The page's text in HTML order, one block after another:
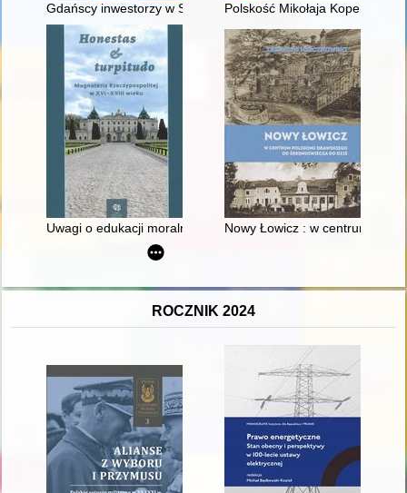
Gdańscy inwestorzy w Sopocie : prestiż finansowy i
Polskość Mikołaja Kopernika z
Uwagi o edukacji moralnej synów szlacheckich w XVI-
Nowy Łowicz : w centrum
ROCZNIK 2024